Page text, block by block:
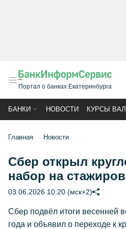
Портал о банках Екатеринбурга
БАНКИ НОВОСТИ КУРСЫ
Главная Новости
Сбер открыл
набор на
03.06.2026 10:20 (мск+2)
Сбер подвёл итоги весенней
года и объявил о переходе к